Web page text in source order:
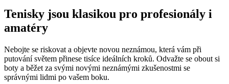
Tenisky jsou klasikou pro profesionály i
amatéry
Nebojte se riskovat a objevte novou neznámou, která vám při
putování světem přinese tisíce ideálních kroků. Odvažte se obout si
boty a běžet za svými novými neznámými zkušenostmi se
správnými lidmi po vašem boku.